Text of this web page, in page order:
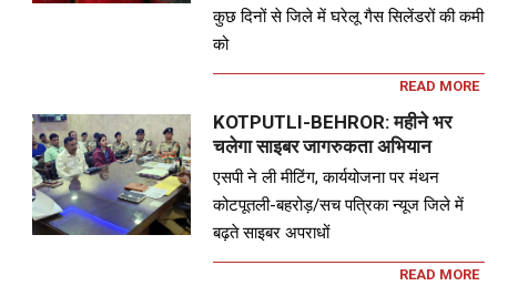
कुछ दिनों से जिले में घरेलू गैस सिलेंडरों की कमी
को
READ MORE
KOTPUTLI-BEHROR: महीने भर
चलेगा साइबर जागरुकता अभियान
एसपी ने ली मीटिंग, कार्ययोजना पर मंथन
कोटपूतली-बहरोड़/सच पत्रिका न्यूज जिले में
बढ़ते साइबर अपराधों
READ MORE